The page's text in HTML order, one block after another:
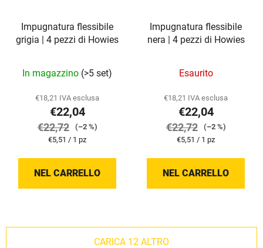
Impugnatura flessibile
grigia | 4 pezzi di Howies
In magazzino (>5 set)
€18,21 IVA esclusa
€22,04
€22,72
(–2 %)
Prezzo
misura:
€5,51 / 1 pz
NEL CARRELLO
Impugnatura flessibile
nera | 4 pezzi di Howies
Esaurito
€18,21 IVA esclusa
€22,04
€22,72
(–2 %)
Prezzo
misura:
€5,51 / 1 pz
NEL CARRELLO
CARICA 12 ALTRO